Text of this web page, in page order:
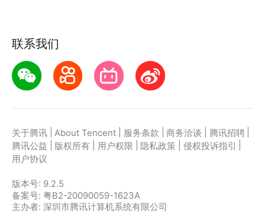
联系我们
关于腾讯 About Tencent 服务条款 商务洽谈 腾讯招聘
腾讯公益
版权所有 用户权限 隐私政策 侵权投诉指引
用户协议
版本号: 9.2.5
备案号: 粤B2-20090059-1623A
主办者: 深圳市腾讯计算机系统有限公司